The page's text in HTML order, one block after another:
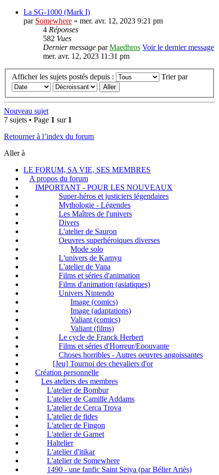
La SG-1000 (Mark I)
par Somewhere » mer. avr. 12, 2023 9:21 pm
4 Réponses
582 Vues
Dernier message parMaedhros Voir le dernier message
mer. avr. 12, 2023 11:31 pm
Afficher les sujets postés depuis : Trier par
Nouveau sujet
7 sujets • Page 1 sur 1
Retourner à l’index du forum
Aller à
LE FORUM, SA VIE, SES MEMBRES
A propos du forum
IMPORTANT - POUR LES NOUVEAUX
Super-héros et justiciers légendaires
Mythologie - Légendes
Les Maîtres de l'univers
Divers
L'atelier de Sauron
Oeuvres superhéroiques diverses
Mode solo
L'univers de Kamyu
L'atelier de Vana
Films et séries d'animation
Films d'animation (asiatiques)
Univers Nintendo
Image (comics)
Image (adaptations)
Valiant (comics)
Valiant (films)
Le cycle de Franck Herbert
Films et séries d'Horreur/Epouvante
Choses horribles - Autres oeuvres angoissantes
[Jeu] Tournoi des chevaliers d'or
Création personnelle
Les ateliers des membres
L'atelier de Bombur
L'atelier de Camille Addams
L'atelier de Cerca Trova
L'atelier de fides
L'atelier de Fingon
L'atelier de Garnet
Haltelier
L'atelier d'itikar
L'atelier de Somewhere
1490 - une fanfic Saint Seiya (par Bélier Ariès)